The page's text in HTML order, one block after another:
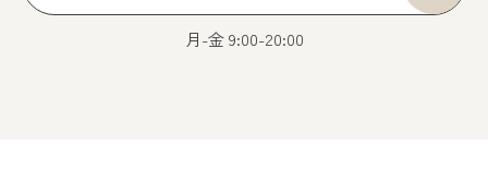
月-金 9:00-20:00